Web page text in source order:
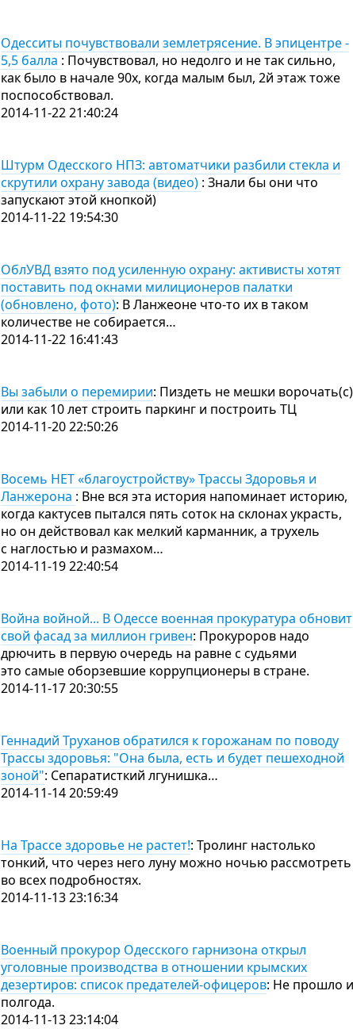
Одесситы почувствовали землетрясение. В эпицентре -
5,5 балла : Почувствовал, но недолго и не так сильно,
как было в начале 90х, когда малым был, 2й этаж тоже
поспособствовал.
2014-11-22 21:40:24
Штурм Одесского НПЗ: автоматчики разбили стекла и
скрутили охрану завода (видео) : Знали бы они что
запускают этой кнопкой)
2014-11-22 19:54:30
ОблУВД взято под усиленную охрану: активисты хотят
поставить под окнами милиционеров палатки
(обновлено, фото): В Ланжеоне что-то их в таком
количестве не собирается…
2014-11-22 16:41:43
Вы забыли о перемирии: Пиздеть не мешки ворочать(с)
или как 10 лет строить паркинг и построить ТЦ
2014-11-20 22:50:26
Восемь НЕТ «благоустройству» Трассы Здоровья и
Ланжерона : Вне вся эта история напоминает историю,
когда кактусев пытался пять соток на склонах украсть,
но он действовал как мелкий карманник, а трухель
с наглостью и размахом…
2014-11-19 22:40:54
Война войной... В Одессе военная прокуратура обновит
свой фасад за миллион гривен: Прокуроров надо
дрючить в первую очередь на равне с судьями
это самые оборзевшие коррупционеры в стране.
2014-11-17 20:30:55
Геннадий Труханов обратился к горожанам по поводу
Трассы здоровья: "Она была, есть и будет пешеходной
зоной": Сепаратисткий лгунишка…
2014-11-14 20:59:49
На Трассе здоровье не растет!: Тролинг настолько
тонкий, что через него луну можно ночью рассмотреть
во всех подробностях.
2014-11-13 23:16:34
Военный прокурор Одесского гарнизона открыл
уголовные производства в отношении крымских
дезертиров: список предателей-офицеров: Не прошло и
полгода.
2014-11-13 23:14:04